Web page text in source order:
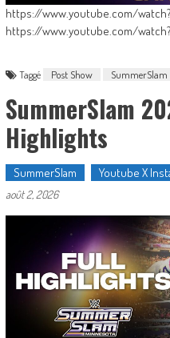
https://www.youtube.com/
https://www.youtube.com/
Taggé Post Show SummerSlam
SummerSlam
Highlights
SummerSlam Youtube X
août 2, 2026